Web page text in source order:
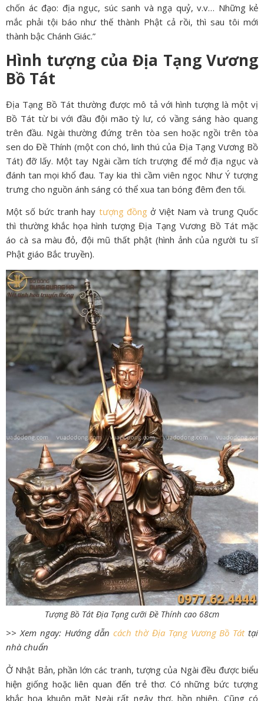
chốn ác đạo: địa ngục, súc sanh và ngạ quỷ, v.v… Những kẻ
mắc phải tội báo như thế thành Phật cả rồi, thì sau tôi mới
thành bậc Chánh Giác.”
Hình tượng của Địa Tạng Vương
Bồ Tát
Địa Tạng Bồ Tát thường được mô tả với hình tượng là một vị
Bồ Tát từ bi với đầu đội mão tỳ lư, có vầng sáng hào quang
trên đầu. Ngài thường đứng trên tòa sen hoặc ngồi trên tòa
sen do Đề Thính (một con chó, linh thú của Địa Tạng Vương Bồ
Tát) đỡ lấy. Một tay Ngài cầm tích trượng để mở địa ngục và
đánh tan mọi khổ đau. Tay kia thì cầm viên ngọc Như Ý tượng
trưng cho nguồn ánh sáng có thể xua tan bóng đêm đen tối.
Một số bức tranh hay tượng đồng ở Việt Nam và trung Quốc
thì thường khắc họa hình tượng Địa Tạng Vương Bồ Tát mặc
áo cà sa màu đỏ, đội mũ thất phật (hình ảnh của người tu sĩ
Phật giáo Bắc truyền).
Tượng Bồ Tát Địa Tạng cưỡi Đề Thính cao 68cm
>> Xem ngay: Hướng dẫncách thờ Địa Tạng Vương Bồ Táttại
nhà chuẩn
Ở Nhật Bản, phần lớn các tranh, tượng của Ngài đều được biểu
hiện giống hoặc liên quan đến trẻ thơ. Có những bức tượng
khắc họa khuôn mặt Ngài rất ngây thơ, hồn nhiên. Cũng có